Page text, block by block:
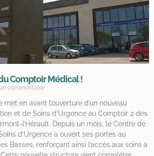
Comptoir Médical !
commentaire
met en avant l’ouverture d’un nouveau
et de Soins d’Urgence au Comptoir 2 des
l’Hérault. Depuis un mois, le Centre de
d’Urgence a ouvert ses portes au
Basses, renforçant ainsi l’accès aux soins à